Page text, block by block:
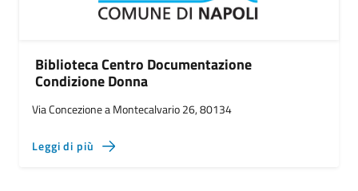
Biblioteca Centro Documentazione
Condizione Donna
Via Concezione a Montecalvario 26, 80134
Leggi di più